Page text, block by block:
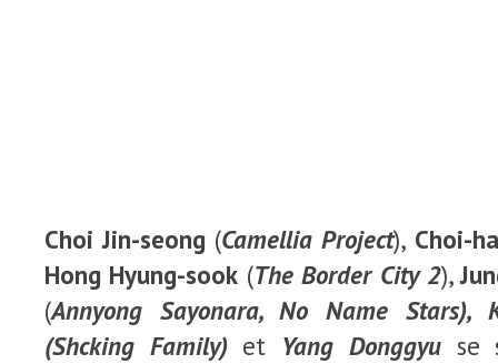
Choi Jin-seong (Camellia Project), Choi-
Hong Hyung-sook (The Border City 2),
(Annyong Sayonara, No Name Stars),
(Shcking Family)et Yang Donggyuse